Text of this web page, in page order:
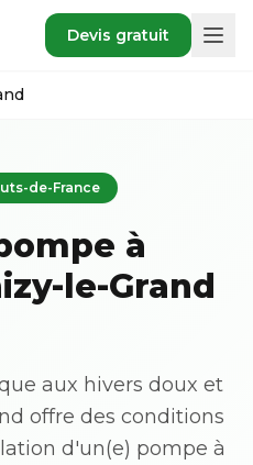
Devis gratuit
de-France
à
le-Grand
aux hivers doux et
offre des conditions
d'un(e) pompe à